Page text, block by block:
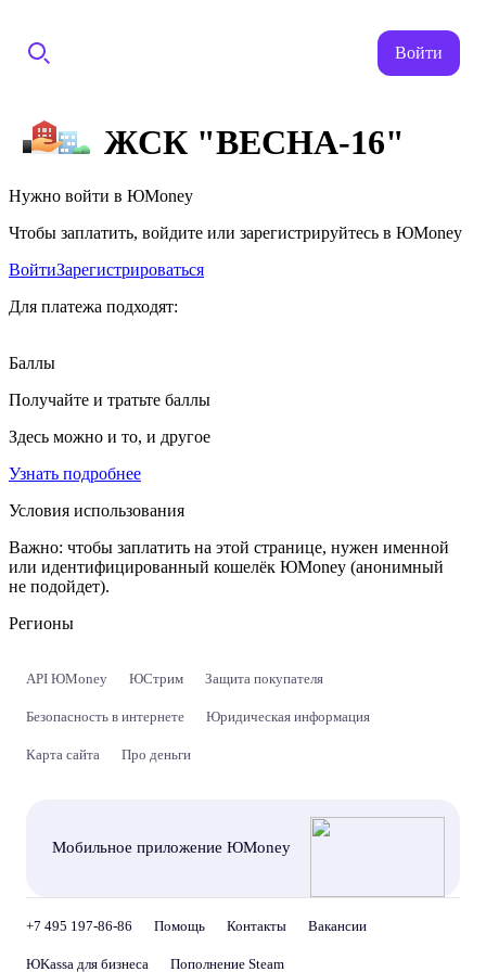
Войти
ЖСК "ВЕСНА-16"
Нужно войти в ЮMoney
Чтобы заплатить, войдите или зарегистрируйтесь в ЮMoney
ВойтиЗарегистрироваться
Для платежа подходят:
Баллы
Получайте и тратьте баллы
Здесь можно и то, и другое
Узнать подробнее
Условия использования
Важно: чтобы заплатить на этой странице, нужен именной
или идентифицированный кошелёк ЮMoney (анонимный
не подойдет).
Регионы
API ЮMoney ЮСтрим Защита покупателя
Безопасность в интернете Юридическая информация
Карта сайта Про деньги
Мобильное приложение ЮMoney
+7 495 197-86-86 Помощь Контакты Вакансии
ЮKassa для бизнеса Пополнение Steam